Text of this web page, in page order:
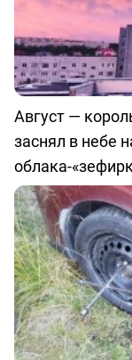
Август —
заснял в небе
облака-